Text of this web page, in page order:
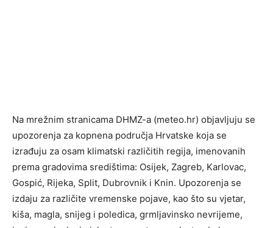
Na mrežnim stranicama DHMZ-a (meteo.hr) objavljuju se
upozorenja za kopnena područja Hrvatske koja se
izrađuju za osam klimatski različitih regija, imenovanih
prema gradovima središtima: Osijek, Zagreb, Karlovac,
Gospić, Rijeka, Split, Dubrovnik i Knin. Upozorenja se
izdaju za različite vremenske pojave, kao što su vjetar,
kiša, magla, snijeg i poledica, grmljavinsko nevrijeme,